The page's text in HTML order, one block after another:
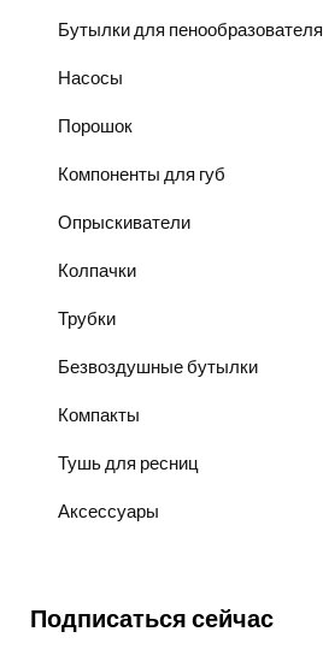
Бутылки для пенообразователя
Насосы
Порошок
Компоненты для губ
Опрыскиватели
Колпачки
Трубки
Безвоздушные бутылки
Компакты
Тушь для ресниц
Аксессуары
Подписаться сейчас